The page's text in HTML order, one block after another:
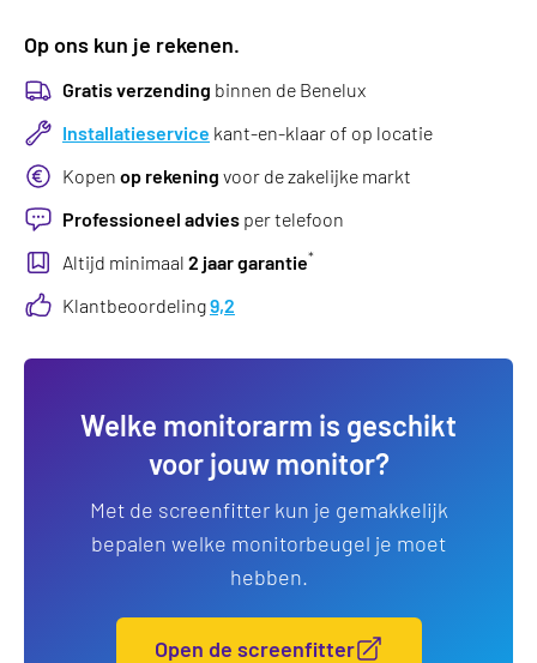
Op ons kun je rekenen.
Gratis verzending binnen de Benelux
Installatieservice kant-en-klaar of op locatie
Kopen op rekening voor de zakelijke markt
Professioneel advies per telefoon
Altijd minimaal 2 jaar garantie*
Klantbeoordeling9,2
Welke monitorarm is geschikt
voor jouw monitor?
Met de screenfitter kun je gemakkelijk
bepalen welke monitorbeugel je moet
hebben.
Open de screenfitter